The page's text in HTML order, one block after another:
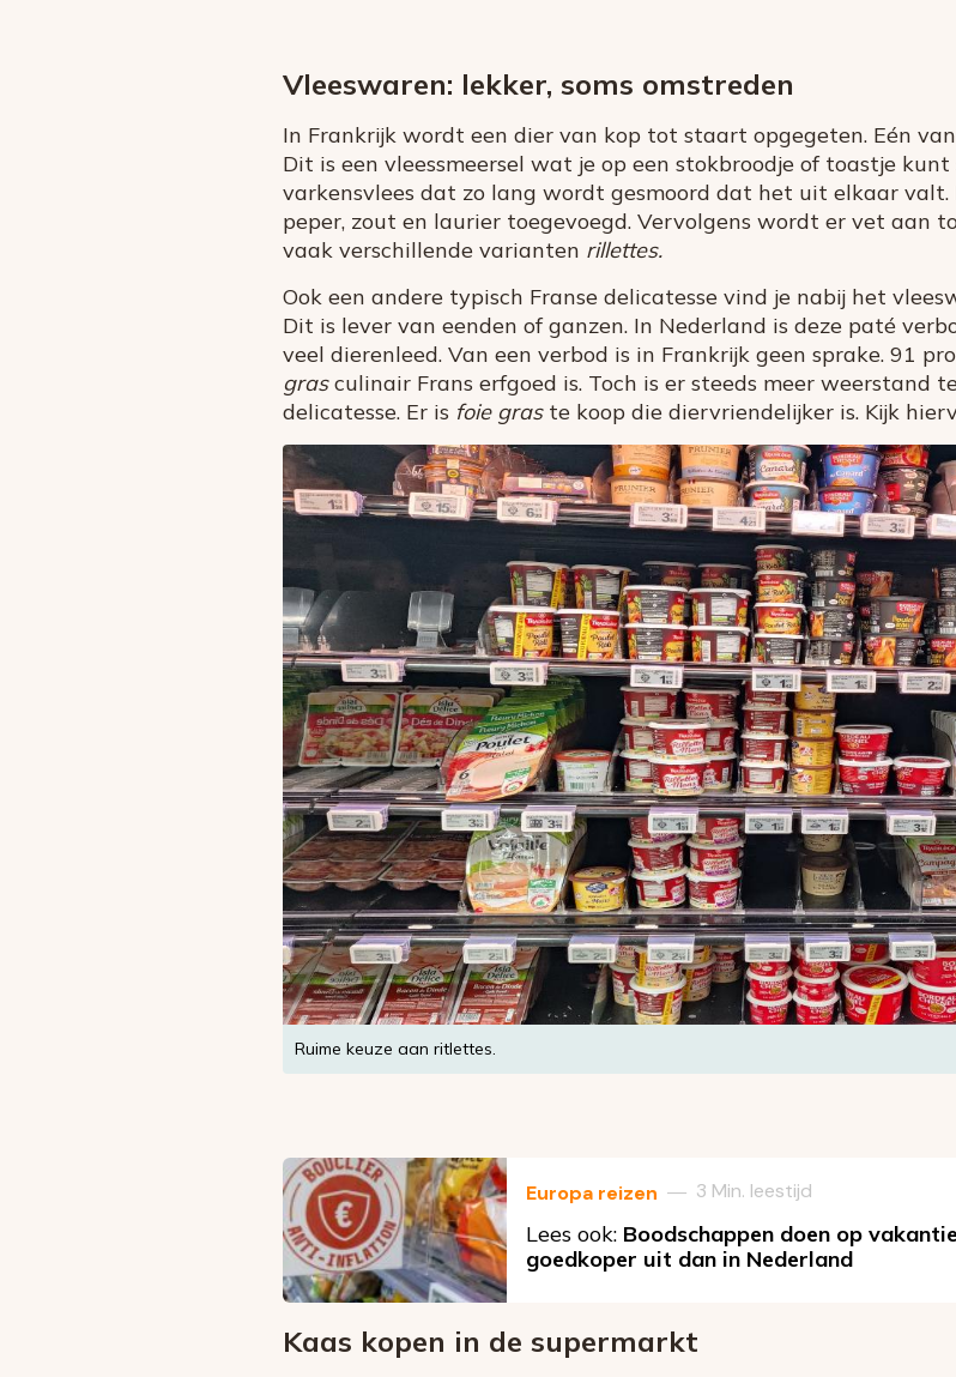
Vleeswaren: lekker, soms omstreden
In Frankrijk wordt een dier van kop tot staart opgegeten. Eén
Dit is een vleessmeersel wat je op een stokbroodje of toastje
varkensvlees dat zo lang wordt gesmoord dat het uit elkaar valt.
peper, zout en laurier toegevoegd. Vervolgens wordt er vet aan
vaak verschillende varianten rillettes.
Ook een andere typisch Franse delicatesse vind je nabij het
Dit is lever van eenden of ganzen. In Nederland is deze paté
veel dierenleed. Van een verbod is in Frankrijk geen sprake. 91
grasculinair Frans erfgoed is. Toch is er steeds meer weerstand
delicatesse. Er is foie graste koop die diervriendelijker is. Kijk
Ruime keuze aan ritlettes.
Europa reizen — 3 Min. leestijd
Lees ook: Boodschappen doen op
goedkoper uit dan in Nederland
Kaas kopen in de supermarkt